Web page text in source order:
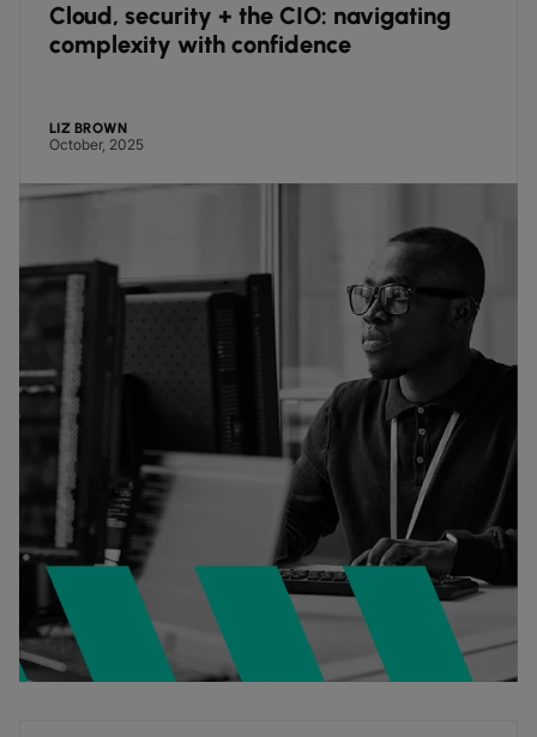
Cloud, security + the CIO: navigating
complexity with confidence
LIZ BROWN
October, 2025